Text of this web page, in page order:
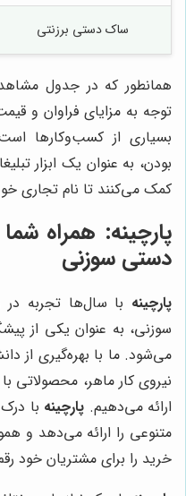
ساک دستی برزنتی
همانطور که در جدول
توجه به مزایای فراوان و
بسیاری از کسب‌وکارها
بودن، به عنوان یک ابزار
کمک می‌کنند تا نام تجاری
پارچینه: همراه
دستی سوزنی
پارچینه با سال‌ها تجربه
سوزنی، به عنوان یکی از
می‌شود. ما با بهره‌گیری از
نیروی کار ماهر، محصولاتی
ارائه می‌دهیم. پارچینه با
متنوعی را ارائه می‌دهد و
خرید را برای مشتریان خود